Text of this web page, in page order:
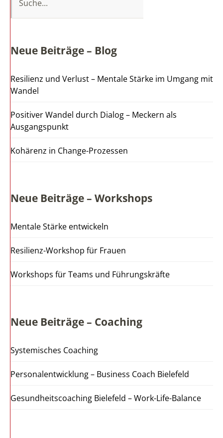
Neue Beiträge – Blog
Resilienz und Verlust – Mentale Stärke im Umgang mit
Wandel
Positiver Wandel durch Dialog – Meckern als
Ausgangspunkt
Kohärenz in Change-Prozessen
Neue Beiträge – Workshops
Mentale Stärke entwickeln
Resilienz-Workshop für Frauen
Workshops für Teams und Führungskräfte
Neue Beiträge – Coaching
Systemisches Coaching
Personalentwicklung – Business Coach Bielefeld
Gesundheitscoaching Bielefeld – Work-Life-Balance